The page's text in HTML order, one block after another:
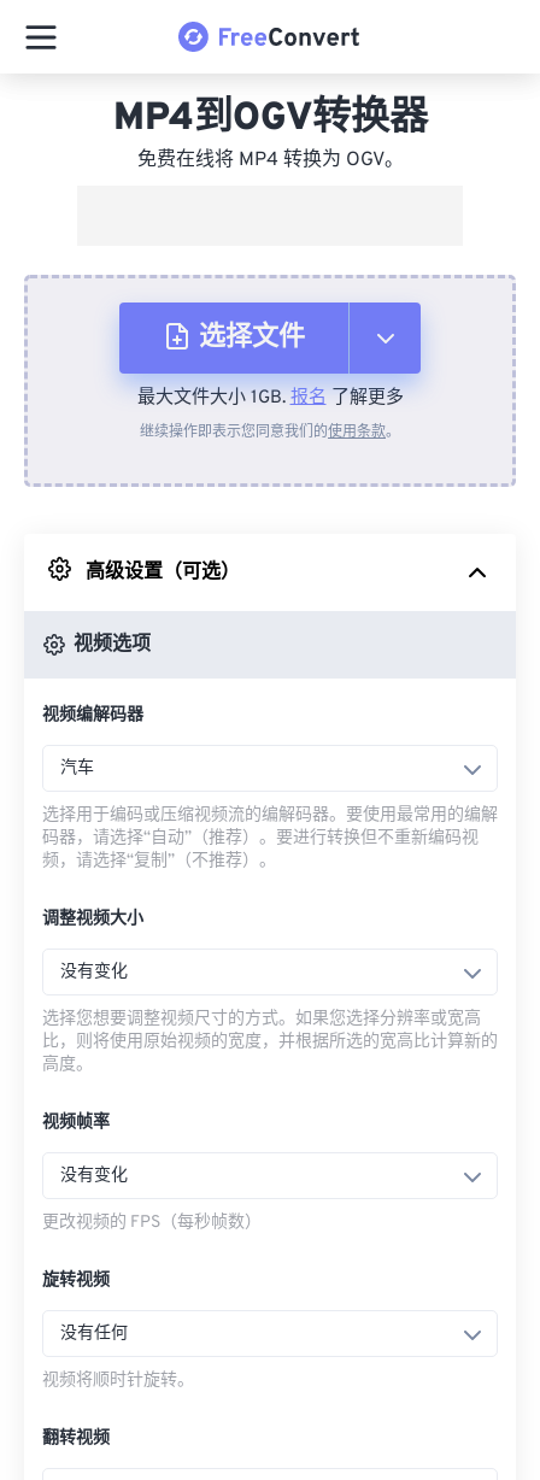
MP4到OGV转换器
免费在线将 MP4 转换为 OGV。
选择文件
从设备
来自 Google Drive
最大文件大小 1GB.报名了解更多
继续操作即表示您同意我们的使用条款。
高级设置（可选）
视频选项
视频编解码器
汽车
选择用于编码或压缩视频流的编解码器。要使用最常用的编解
码器，请选择“自动”（推荐）。要进行转换但不重新编码视
频，请选择“复制”（不推荐）。
调整视频大小
没有变化
选择您想要调整视频尺寸的方式。如果您选择分辨率或宽高
比，则将使用原始视频的宽度，并根据所选的宽高比计算新的
高度。
视频帧率
没有变化
更改视频的 FPS（每秒帧数）
旋转视频
没有任何
视频将顺时针旋转。
翻转视频